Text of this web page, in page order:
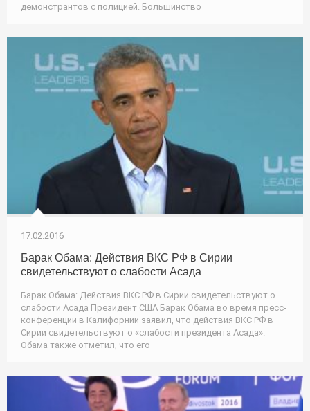
демонстрантов с полицией. Большинство
17.02.2016
Барак Обама: Действия ВКС РФ в Сирии
свидетельствуют о слабости Асада
Барак Обама: Действия ВКС РФ в Сирии свидетельствуют о
слабости Асада Президент США Барак Обама во время пресс-
конференции в Калифорнии заявил, что действия ВКС РФ в
Сирии свидетельствуют о «слабости президента Асада».
Обама также отметил, что его